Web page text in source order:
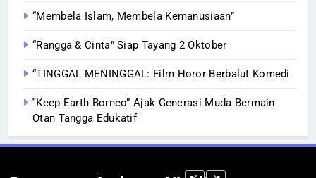
“Membela Islam, Membela Kemanusiaan”
“Rangga & Cinta” Siap Tayang 2 Oktober
“TINGGAL MENINGGAL: Film Horor Berbalut Komedi
‟Keep Earth Borneo” Ajak Generasi Muda Bermain
Otan Tangga Edukatif